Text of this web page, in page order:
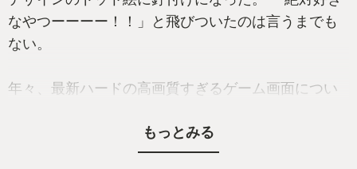
なやつーーーー！！」と飛びついたのは言うまでも
ない。
年々、最新ハードの高画質すぎるゲーム画面につい
し「三つ子の魂百まで」と言うように、幼い頃にし
ゃぶりつくしたドット絵は令和になっても大好き
もっとみる